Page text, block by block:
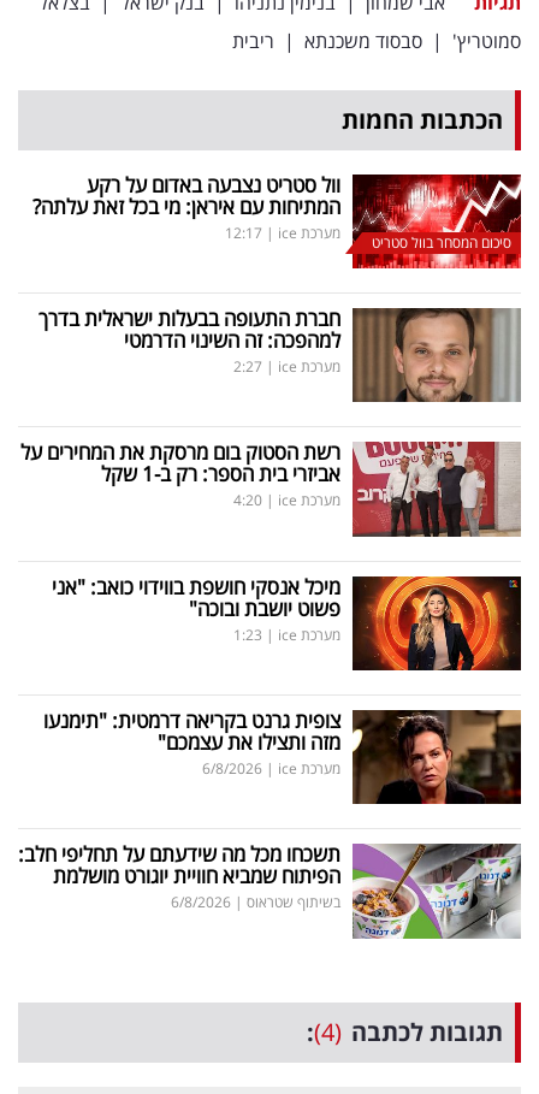
סמוטריץ' | סבסוד משכנתא | ריבית
הכתבות החמות
סיכום המסחר בוול סטריט
וול סטריט נצבעה באדום על רקע
המתיחות עם איראן: מי בכל זאת עלתה?
מערכת ice |
12:17
חברת התעופה בבעלות ישראלית בדרך
למהפכה: זה השינוי הדרמטי
מערכת ice |
2:27
רשת הסטוק בום מרסקת את המחירים על
אביזרי בית הספר: רק ב-1 שקל
מערכת ice |
4:20
מיכל אנסקי חושפת בווידוי כואב: "אני
פשוט יושבת ובוכה"
מערכת ice |
1:23
צופית גרנט בקריאה דרמטית: "תימנעו
מזה ותצילו את עצמכם"
מערכת ice |
6/8/2026
תשכחו מכל מה שידעתם על תחליפי חלב:
הפיתוח שמביא חוויית יוגורט מושלמת
בשיתוף שטראוס |
6/8/2026
תגובות לכתבה (4)
: